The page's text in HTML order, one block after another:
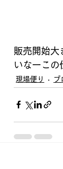
販売開始大
いなーこの
現場便り ブ